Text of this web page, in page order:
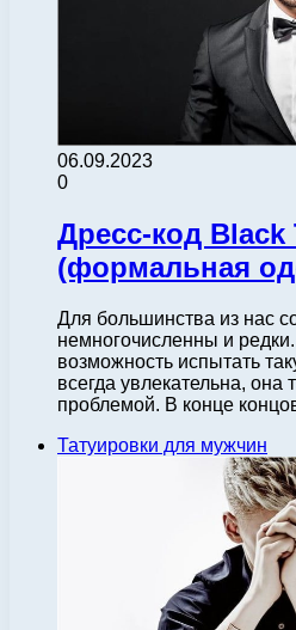
06.09.2023
0
Дресс-код
(формальная
Для большинства из нас
немногочисленны и
возможность испытать
всегда увлекательна, она
проблемой. В конце
Татуировки для мужчин